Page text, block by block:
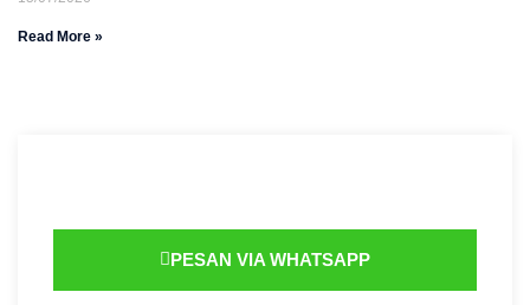
Read More »
PESAN VIA WHATSAPP